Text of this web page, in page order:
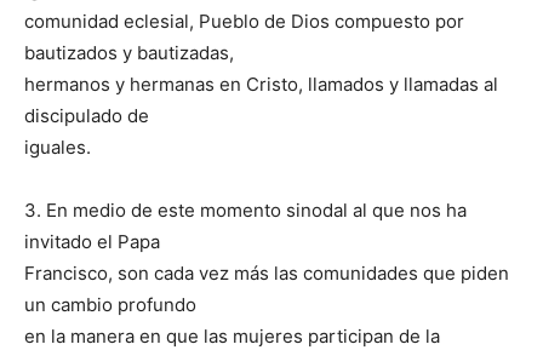
comunidad eclesial, Pueblo de Dios compuesto por
bautizados y bautizadas,
hermanos y hermanas en Cristo, llamados y llamadas al
discipulado de
iguales.
3. En medio de este momento sinodal al que nos ha
invitado el Papa
Francisco, son cada vez más las comunidades que piden
un cambio profundo
en la manera en que las mujeres participan de la